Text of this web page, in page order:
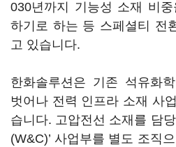
030년까지 기능성 소재 비
하기로 하는 등 스페셜티 전
고 있습니다.
한화솔루션은 기존 석유화
벗어나 전력 인프라 소재 사
습니다. 고압전선 소재를 담
(W&C)’ 사업부를 별도 조직